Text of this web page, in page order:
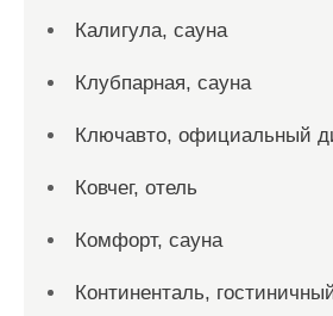
Калигула, сауна
Клубпарная, сауна
Ключавто, официальный
Ковчег, отель
Комфорт, сауна
Континенталь,